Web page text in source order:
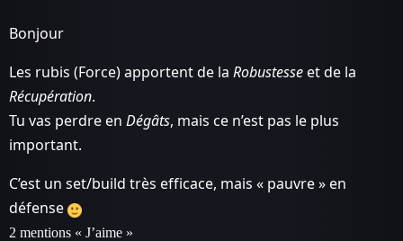
Bonjour
Les rubis (Force) apportent de la Robustesse et de la
Récupération.
Tu vas perdre en Dégâts, mais ce n’est pas le plus
important.
C’est un set/build très efficace, mais « pauvre » en
défense
2 mentions « J’aime »